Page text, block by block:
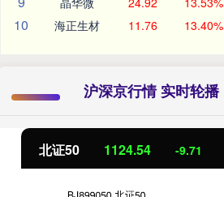
10 海正生材 11.76 13.40%
沪深京行情 实时轮播
北证50 1124.54 -9.71